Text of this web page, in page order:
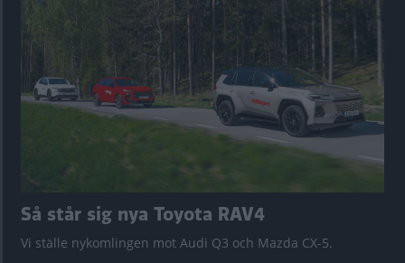
Så står sig nya Toyota RAV4
Vi ställe nykomlingen mot Audi Q3 och Mazda CX-5.